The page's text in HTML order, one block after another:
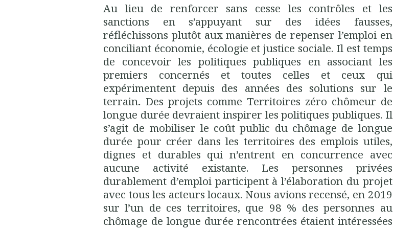
Au lieu de renforcer sans cesse les contrôles et les
sanctions en s’appuyant sur des idées fausses,
réfléchissons plutôt aux manières de repenser l’emploi en
conciliant économie, écologie et justice sociale. Il est temps
de concevoir les politiques publiques en associant les
premiers concernés et toutes celles et ceux qui
expérimentent depuis des années des solutions sur le
terrain. Des projets comme Territoires zéro chômeur de
longue durée devraient inspirer les politiques publiques. Il
s’agit de mobiliser le coût public du chômage de longue
durée pour créer dans les territoires des emplois utiles,
dignes et durables qui n’entrent en concurrence avec
aucune activité existante. Les personnes privées
durablement d’emploi participent à l’élaboration du projet
avec tous les acteurs locaux. Nous avions recensé, en 2019
sur l’un de ces territoires, que 98 % des personnes au
chômage de longue durée rencontrées étaient intéressées